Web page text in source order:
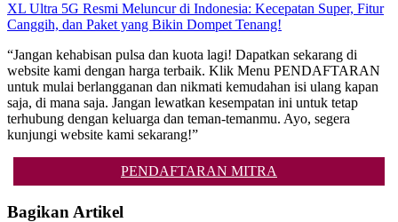
XL Ultra 5G Resmi Meluncur di Indonesia: Kecepatan Super, Fitur
Canggih, dan Paket yang Bikin Dompet Tenang!
“Jangan kehabisan pulsa dan kuota lagi! Dapatkan sekarang di
website kami dengan harga terbaik. Klik Menu PENDAFTARAN
untuk mulai berlangganan dan nikmati kemudahan isi ulang kapan
saja, di mana saja. Jangan lewatkan kesempatan ini untuk tetap
terhubung dengan keluarga dan teman-temanmu. Ayo, segera
kunjungi website kami sekarang!”
PENDAFTARAN MITRA
Bagikan Artikel